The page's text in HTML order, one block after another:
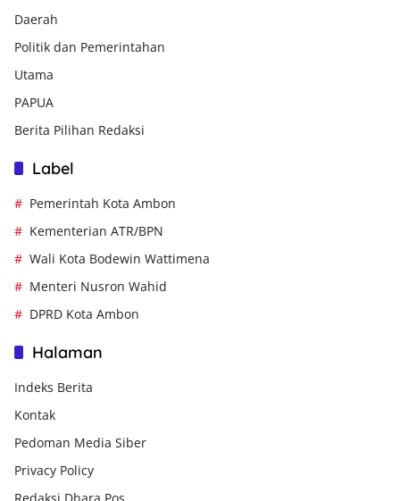
Daerah
Politik dan Pemerintahan
Utama
PAPUA
Berita Pilihan Redaksi
Label
Pemerintah Kota Ambon
Kementerian ATR/BPN
Wali Kota Bodewin Wattimena
Menteri Nusron Wahid
DPRD Kota Ambon
Halaman
Indeks Berita
Kontak
Pedoman Media Siber
Privacy Policy